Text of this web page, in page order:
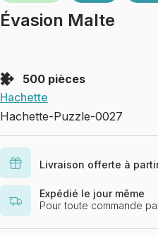
Évasion Malte
500 pièces
Hachette
Hachette-Puzzle-0027
Livraison offerte à
Expédié le jour même
Pour toute commande